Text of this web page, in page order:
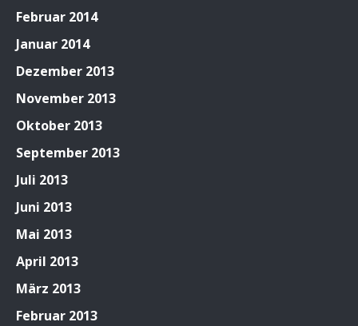
Februar 2014
Januar 2014
Dezember 2013
November 2013
Oktober 2013
September 2013
Juli 2013
Juni 2013
Mai 2013
April 2013
März 2013
Februar 2013